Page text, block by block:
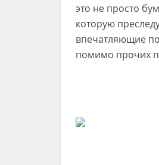
это не просто
которую
впечатляющие
помимо прочих